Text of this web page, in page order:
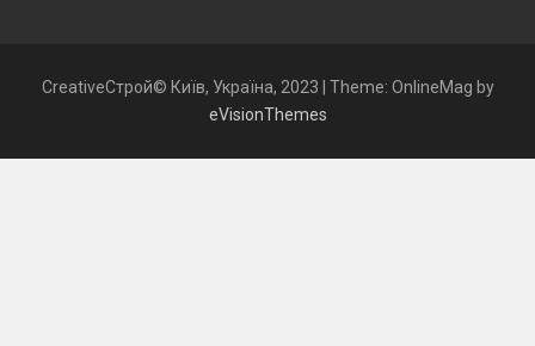
CreativeСтрой© Київ, Україна, 2023
Theme: OnlineMag by
eVisionThemes